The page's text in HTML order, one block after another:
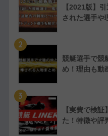
【2021版】
された選手や
2
競艇選手で競
め！理由も動
3
【実費で検
た！特徴や評